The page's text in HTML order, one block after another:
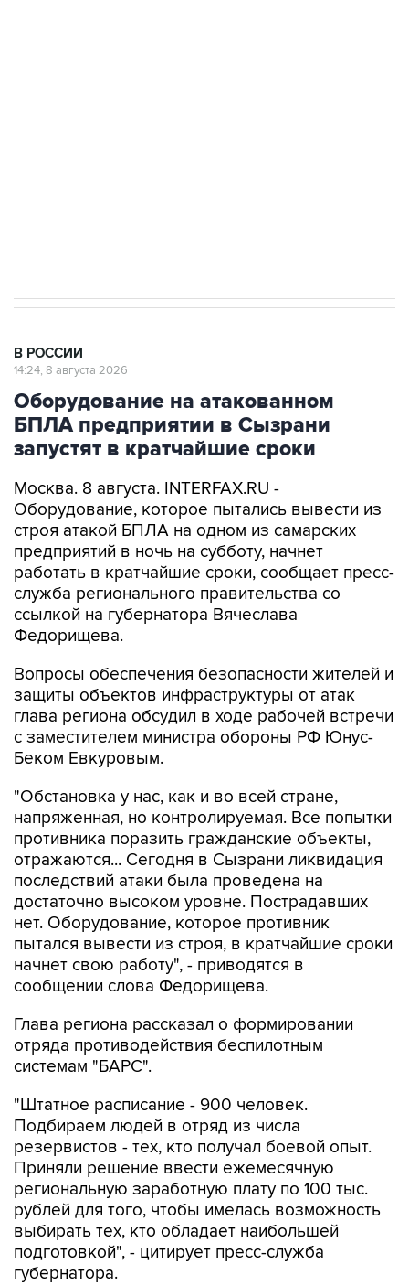
В РОССИИ
14:24, 8 августа 2026
Оборудование на атакованном
БПЛА предприятии в Сызрани
запустят в кратчайшие сроки
Москва. 8 августа. INTERFAX.RU -
Оборудование, которое пытались вывести из
строя атакой БПЛА на одном из самарских
предприятий в ночь на субботу, начнет
работать в кратчайшие сроки, сообщает пресс-
служба регионального правительства со
ссылкой на губернатора Вячеслава
Федорищева.
Вопросы обеспечения безопасности жителей и
защиты объектов инфраструктуры от атак
глава региона обсудил в ходе рабочей встречи
с заместителем министра обороны РФ Юнус-
Беком Евкуровым.
"Обстановка у нас, как и во всей стране,
напряженная, но контролируемая. Все попытки
противника поразить гражданские объекты,
отражаются... Сегодня в Сызрани ликвидация
последствий атаки была проведена на
достаточно высоком уровне. Пострадавших
нет. Оборудование, которое противник
пытался вывести из строя, в кратчайшие сроки
начнет свою работу", - приводятся в
сообщении слова Федорищева.
Глава региона рассказал о формировании
отряда противодействия беспилотным
системам "БАРС".
"Штатное расписание - 900 человек.
Подбираем людей в отряд из числа
резервистов - тех, кто получал боевой опыт.
Приняли решение ввести ежемесячную
региональную заработную плату по 100 тыс.
рублей для того, чтобы имелась возможность
выбирать тех, кто обладает наибольшей
подготовкой", - цитирует пресс-служба
губернатора.